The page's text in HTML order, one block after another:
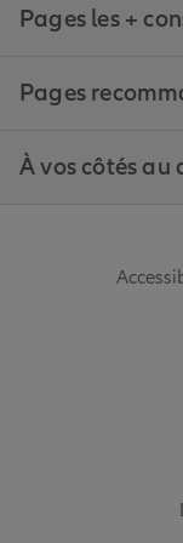
Pages les +
Pages
À vos côtés au